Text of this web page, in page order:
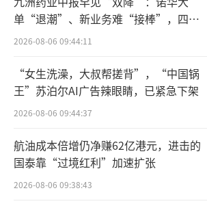
座谈会由世界经济发展报
锣湾集团董事局副主席、世界
主席曾程本主持，并代表世
部、世界华人企业家联合会、
张连三主任一行的到访表示热
谢，这既是对报社工作的极大
是推动报社提高站位、增进感
单“退潮”、新业务难“接棒”，四大
难关待闯
2026-08-06 09:44:11
“女生洗澡，大叔帮搓背”，“中国锅
王”苏泊尔AI广告辣眼睛，已紧急下架
2026-08-06 09:44:37
航油成本倍增仍净赚62亿港元，进击的
国泰靠“过境红利”加速扩张
2026-08-06 09:38:43